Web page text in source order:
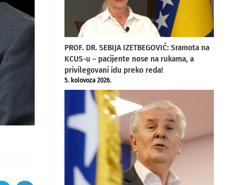
PROF. DR. SEBIJA IZETBEGOVIĆ: Sramota na
KCUS-u – pacijente nose na rukama, a
privilegovani idu preko reda!
5. kolovoza 2026.